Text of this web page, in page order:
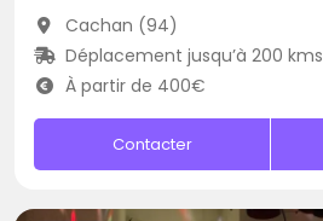
Cachan (94)
Déplacement jusqu’à 200 kms
À partir de 400€
Contacter